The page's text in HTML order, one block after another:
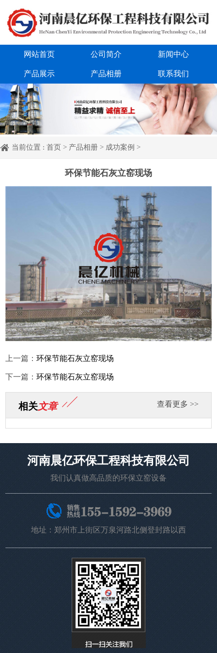
网站首页 公司简介 新闻中心
产品展示 产品相册 联系我们
当前位置 : 首页 > 产品相册 > 成功案例 >
环保节能石灰立窑现场
上一篇：环保节能石灰立窑现场
下一篇：环保节能石灰立窑现场
相关文章 查看更多 >>
河南晨亿环保工程科技有限公司
我们认真做高品质的环保立窑设备
地址：郑州市上街区万泉河路北侧登封路以西